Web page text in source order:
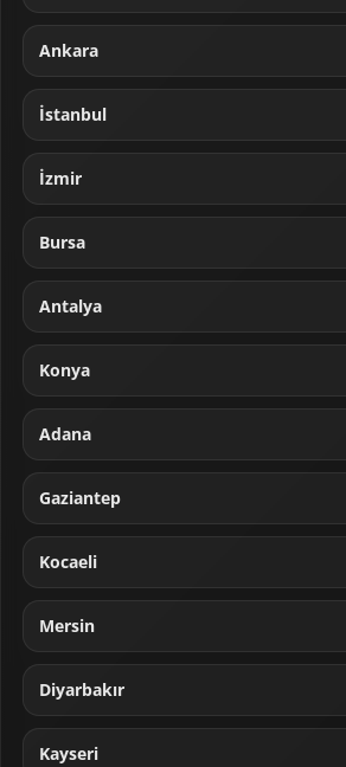
Ankara
İstanbul
İzmir
Bursa
Antalya
Konya
Adana
Gaziantep
Kocaeli
Mersin
Diyarbakır
Kayseri